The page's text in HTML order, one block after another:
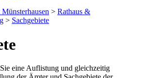
> Rathaus &
> Sachgebiete
eine Auflistung und gleichzeitig